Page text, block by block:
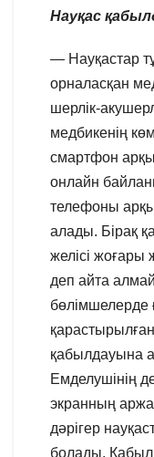
Науқас
— Науқастар
орналасқан
шерлік-
медбикенің
смартфон
онлайн
телефоны
алады. Бірақ
желісі жоғары
деп айта
бөлімшелерде
қабылдауына
Емделушінің
экранның
дәрігер
болады.